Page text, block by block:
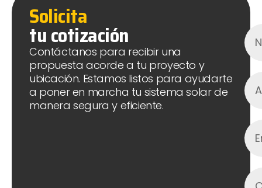
Solicita
tu cotización
Contáctanos para recibir una
propuesta acorde a tu proyecto y
ubicación. Estamos listos para ayudarte
a poner en marcha tu sistema solar de
manera segura y eficiente.